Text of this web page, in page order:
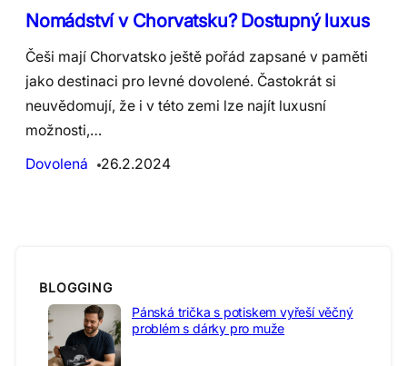
Nomádství v Chorvatsku? Dostupný luxus
Češi mají Chorvatsko ještě pořád zapsané v paměti
jako destinaci pro levné dovolené. Častokrát si
neuvědomují, že i v této zemi lze najít luxusní
možnosti,…
Dovolená
26.2.2024
BLOGGING
Pánská trička s potiskem vyřeší věčný
problém s dárky pro muže